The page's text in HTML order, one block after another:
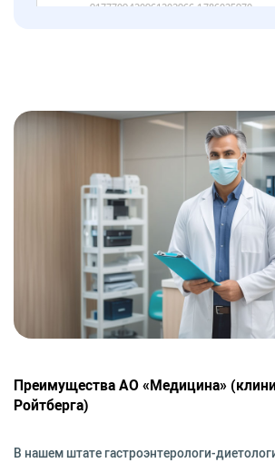
Преимущества АО «Медицина»
Ройтберга)
В нашем штате гастроэнтерологи-